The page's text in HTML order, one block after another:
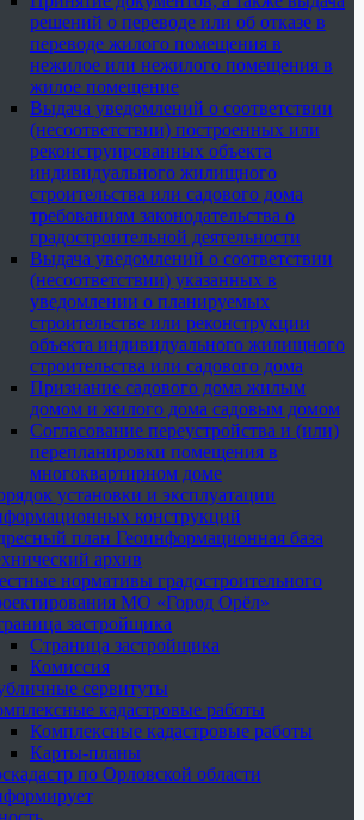
решений о переводе или об отказе в
переводе жилого помещения в
нежилое или нежилого помещения в
жилое помещение
Выдача уведомлений о соответствии
(несоответствии) построенных или
реконструированных объекта
индивидуального жилищного
строительства или садового дома
требованиям законодательства о
градостроительной деятельности
Выдача уведомлений о соответствии
(несоответствии) указанных в
уведомлении о планируемых
строительстве или реконструкции
объекта индивидуального жилищного
строительства или садового дома
Признание садового дома жилым
домом и жилого дома садовым домом
Согласование переустройства и (или)
перепланировки помещения в
многоквартирном доме
установки и эксплуатации
конструкций
план Геоинформационная база
архив
нормативы градостроительного
МО «Город Орёл»
застройщика
Страница застройщика
Комиссия
сервитуты
кадастровые работы
Комплексные кадастровые работы
Карты-планы
по Орловской области